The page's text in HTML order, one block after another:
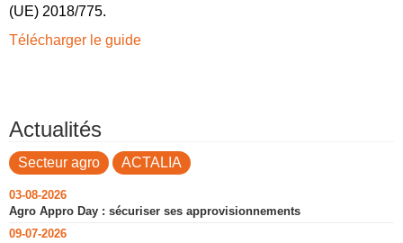
(UE) 2018/775.
Télécharger le guide
Actualités
Secteur agro ACTALIA
03-08-2026
Agro Appro Day : sécuriser ses approvisionnements
09-07-2026